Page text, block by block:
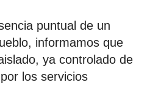
puntual de un
informamos que
ya controlado de
los servicios